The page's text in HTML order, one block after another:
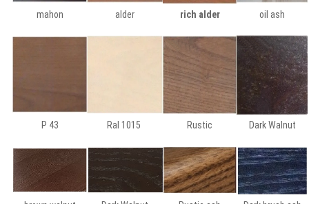
mahon alder rich alder oil ash
P 43 Ral 1015 Rustic Dark Walnut